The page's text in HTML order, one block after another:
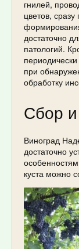
гнилей,
цветов,
достаточно
патологий.
при
обработку
Сбор
Виноград
достаточно
куста можно